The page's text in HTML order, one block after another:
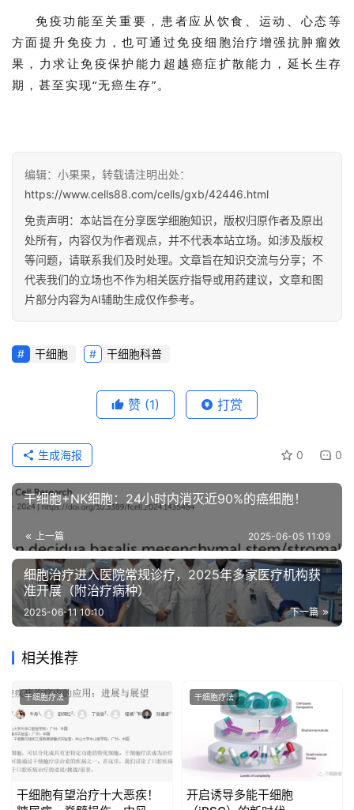
免疫功能至关重要，患者应从饮食、运动、心态等
方面提升免疫力，也可通过免疫细胞治疗增强抗肿瘤效
果，力求让免疫保护能力超越癌症扩散能力，延长生存
期，甚至实现“无癌生存”。
编辑：小果果，转载请注明出处：
https://www.cells88.com/cells/gxb/42446.html
免责声明：本站旨在分享医学细胞知识，版权归原作者及原出
处所有，内容仅为作者观点，并不代表本站立场。如涉及版权
等问题，请联系我们及时处理。文章旨在知识交流与分享；不
代表我们的立场也不作为相关医疗指导或用药建议，文章和图
片部分内容为AI辅助生成仅作参考。
干细胞 干细胞科普
赞 (1) 打赏
0 0
生成海报
干细胞+NK细胞：24小时内消灭近90%的癌细胞！
上一篇 2025-06-05 11:09
细胞治疗进入医院常规诊疗，2025年多家医疗机构获
准开展（附治疗病种）
下一篇
2025-06-11 10:10
相关推荐
干细胞疗法
干细胞有望治疗十大恶疾！
干细胞疗法
开启诱导多能干细胞